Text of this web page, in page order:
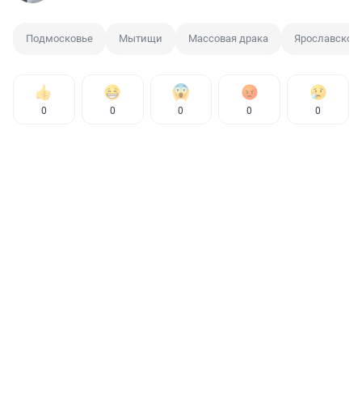
Подмосковье Мытищи Массовая драка Ярославское
0 0 0 0 0